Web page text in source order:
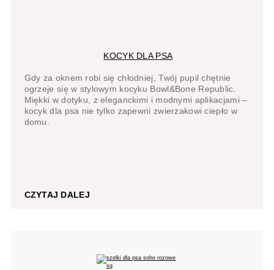
KOCYK DLA PSA
Gdy za oknem robi się chłodniej, Twój pupil chętnie
ogrzeje się w stylowym kocyku Bowl&Bone Republic.
Miękki w dotyku, z eleganckimi i modnymi aplikacjami –
kocyk dla psa nie tylko zapewni zwierzakowi ciepło w
domu.
CZYTAJ DALEJ